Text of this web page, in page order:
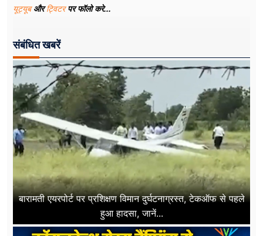
यूट्यूबऔरट्विटरपर फॉलो करे...
संबंधित खबरें
बारामती एयरपोर्ट पर प्रशिक्षण विमान दुर्घटनाग्रस्त, टेकऑफ से पहले
हुआ हादसा, जानें...